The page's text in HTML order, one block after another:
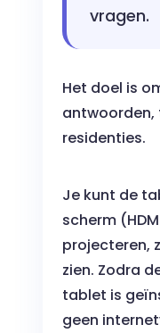
vragen.
Het doel is
antwoorden,
residenties.
Je kunt de
scherm
projecteren,
zien. Zodra
tablet is
geen